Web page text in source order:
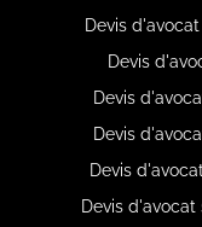
Devis
Devis
Devis
Devis
Devis
Devis